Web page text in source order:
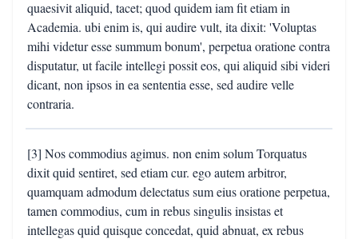
quaesivit aliquid, tacet; quod quidem iam fit etiam in
Academia. ubi enim is, qui audire vult, ita dixit: 'Voluptas
mihi videtur esse summum bonum', perpetua oratione contra
disputatur, ut facile intellegi possit eos, qui aliquid sibi videri
dicant, non ipsos in ea sententia esse, sed audire velle
contraria.
[3] Nos commodius agimus. non enim solum Torquatus
dixit quid sentiret, sed etiam cur. ego autem arbitror,
quamquam admodum delectatus sum eius oratione perpetua,
tamen commodius, cum in rebus singulis insistas et
intellegas quid quisque concedat, quid abnuat, ex rebus